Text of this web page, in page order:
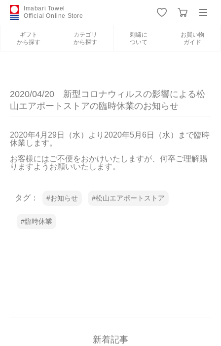
Imabari Towel
Official Online Store
ギフト
から探す
カテゴリ
から探す
刺繍に
ついて
お買い物
ガイド
新規会員登録
カテゴリから探す
刺繍について
今治タオルについて
大量購入・法人向けの購入の方は新着記事
2020/04/20 新型コロナウィルスの影響による松
山エアポートストアの臨時休業のお知らせ
2020年4月29日（水）より2020年5月6日（水）まで臨時
休業します。
お客様にはご不便をおかけいたしますが、何卒ご理解賜
りますようお願いいたします。
タグ： お知らせ 松山エアポートストア
臨時休業